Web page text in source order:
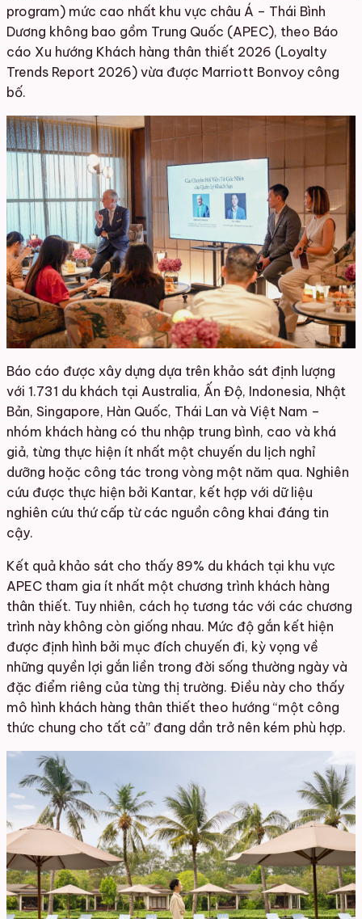
program) mức cao nhất khu vực châu Á – Thái Bình
Dương không bao gồm Trung Quốc (APEC), theo Báo
cáo Xu hướng Khách hàng thân thiết 2026 (Loyalty
Trends Report 2026) vừa được Marriott Bonvoy công
bố.
Báo cáo được xây dựng dựa trên khảo sát định lượng
với 1.731 du khách tại Australia, Ấn Độ, Indonesia, Nhật
Bản, Singapore, Hàn Quốc, Thái Lan và Việt Nam –
nhóm khách hàng có thu nhập trung bình, cao và khá
giả, từng thực hiện ít nhất một chuyến du lịch nghỉ
dưỡng hoặc công tác trong vòng một năm qua. Nghiên
cứu được thực hiện bởi Kantar, kết hợp với dữ liệu
nghiên cứu thứ cấp từ các nguồn công khai đáng tin
cậy.
Kết quả khảo sát cho thấy 89% du khách tại khu vực
APEC tham gia ít nhất một chương trình khách hàng
thân thiết. Tuy nhiên, cách họ tương tác với các chương
trình này không còn giống nhau. Mức độ gắn kết hiện
được định hình bởi mục đích chuyến đi, kỳ vọng về
những quyền lợi gắn liền trong đời sống thường ngày và
đặc điểm riêng của từng thị trường. Điều này cho thấy
mô hình khách hàng thân thiết theo hướng “một công
thức chung cho tất cả” đang dần trở nên kém phù hợp.